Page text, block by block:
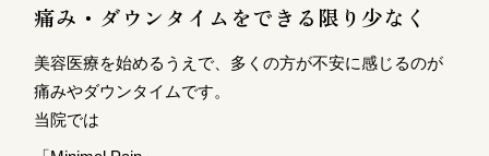
痛み・ダウンタイムをできる限り少なく
美容医療を始めるうえで、多くの方が不安に感じるのが
痛みやダウンタイムです。
当院では